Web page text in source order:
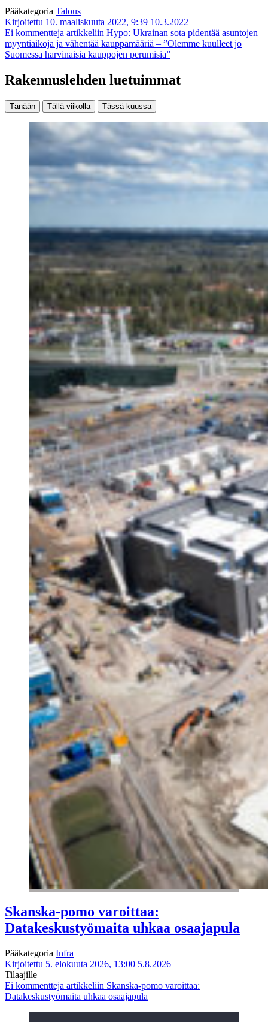
Pääkategoria Talous
Kirjoitettu 10. maaliskuuta 2022, 9:39 10.3.2022
Ei kommentteja artikkeliin Hypo: Ukrainan sota pidentää asuntojen
myyntiaikoja ja vähentää kauppamääriä – ”Olemme kuulleet jo
Suomessa harvinaisia kauppojen perumisia”
Rakennuslehden luetuimmat
Tänään Tällä viikolla Tässä kuussa
Skanska-pomo varoittaa:
Datakeskustyömaita uhkaa osaajapula
Pääkategoria Infra
Kirjoitettu 5. elokuuta 2026, 13:00 5.8.2026
Tilaajille
Ei kommentteja artikkeliin Skanska-pomo varoittaa:
Datakeskustyömaita uhkaa osaajapula